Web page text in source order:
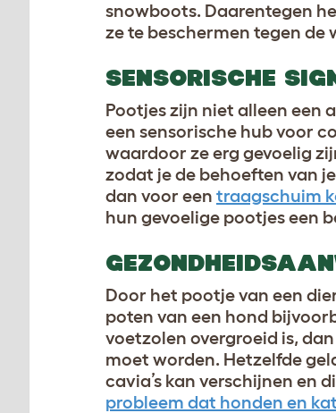
snowboots. Daarentegen
ze te beschermen tegen de
SENSORISCHE
Pootjes zijn niet alleen een
een sensorische hub voor
waardoor ze erg gevoelig
zodat je de behoeften van
dan voor een traagschuim
hun gevoelige pootjes een
Door het pootje van een
poten van een hond
voetzolen overgroeid is,
moet worden. Hetzelfde
cavia’s kan verschijnen en
probleem dat honden en